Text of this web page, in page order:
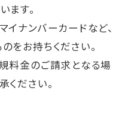
ます。
ナンバーカードなど、
をお持ちください。
料金のご請求となる場
ださい。